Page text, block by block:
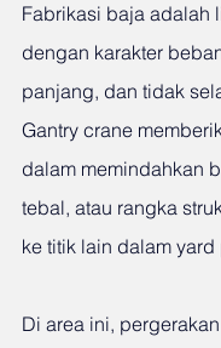
Fabrikasi baja adalah
dengan karakter
panjang, dan tidak
Gantry crane
dalam memindahkan
tebal, atau rangka
ke titik lain dalam yard
Di area ini,